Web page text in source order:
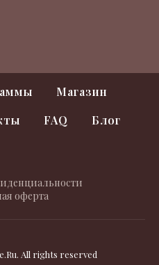
Магазин
FAQ Блог
оферта
All rights reserved